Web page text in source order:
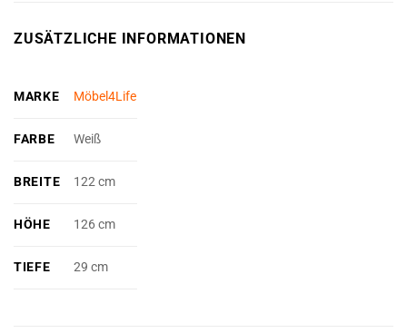
ZUSÄTZLICHE INFORMATIONEN
MARKE Möbel4Life
FARBE Weiß
BREITE 122 cm
HÖHE 126 cm
TIEFE 29 cm